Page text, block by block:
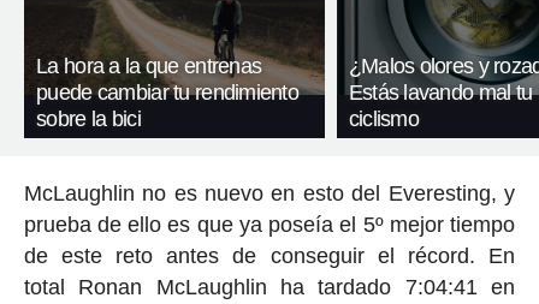
La hora a la que entrenas
puede cambiar tu rendimiento
sobre la bici
¿Malos olores y
Estás lavando mal tu
ciclismo
McLaughlin no es nuevo en esto del Everesting, y
prueba de ello es que ya poseía el 5º mejor tiempo
de este reto antes de conseguir el récord. En
total Ronan McLaughlin ha tardado 7:04:41 en